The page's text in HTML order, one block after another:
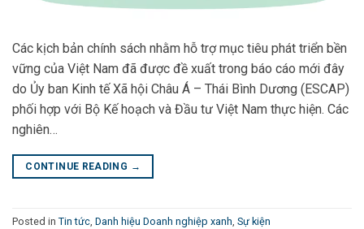
Các kịch bản chính sách nhằm hỗ trợ mục tiêu phát triển bền
vững của Việt Nam đã được đề xuất trong báo cáo mới đây
do Ủy ban Kinh tế Xã hội Châu Á – Thái Bình Dương (ESCAP)
phối hợp với Bộ Kế hoạch và Đầu tư Việt Nam thực hiện. Các
nghiên…
CONTINUE READING →
Posted in Tin tức, Danh hiệu Doanh nghiệp xanh, Sự kiện